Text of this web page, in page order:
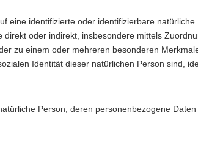
eine identifizierte oder identifizierbare natürliche
oder indirekt, insbesondere mittels
zu einem oder mehreren besonderen
Identität dieser natürlichen Person sind,
Person, deren personenbezogene